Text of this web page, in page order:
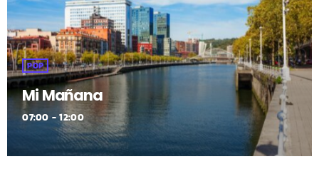
POP
Mi Mañana
07:00 - 12:00